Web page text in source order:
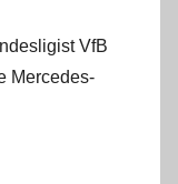
VfB
Mercedes-